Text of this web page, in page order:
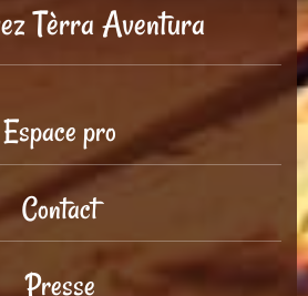
Tèrra Aventura
Espace pro
Contact
Presse